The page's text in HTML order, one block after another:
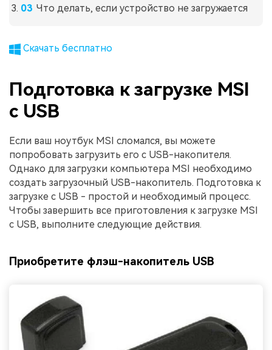
Что делать, если устройство не загружается
Скачать бесплатно
Подготовка к загрузке MSI
с USB
Если ваш ноутбук MSI сломался, вы можете
попробовать загрузить его с USB-накопителя.
Однако для загрузки компьютера MSI необходимо
создать загрузочный USB-накопитель. Подготовка к
загрузке с USB - простой и необходимый процесс.
Чтобы завершить все приготовления к загрузке MSI
с USB, выполните следующие действия.
Приобретите флэш-накопитель USB